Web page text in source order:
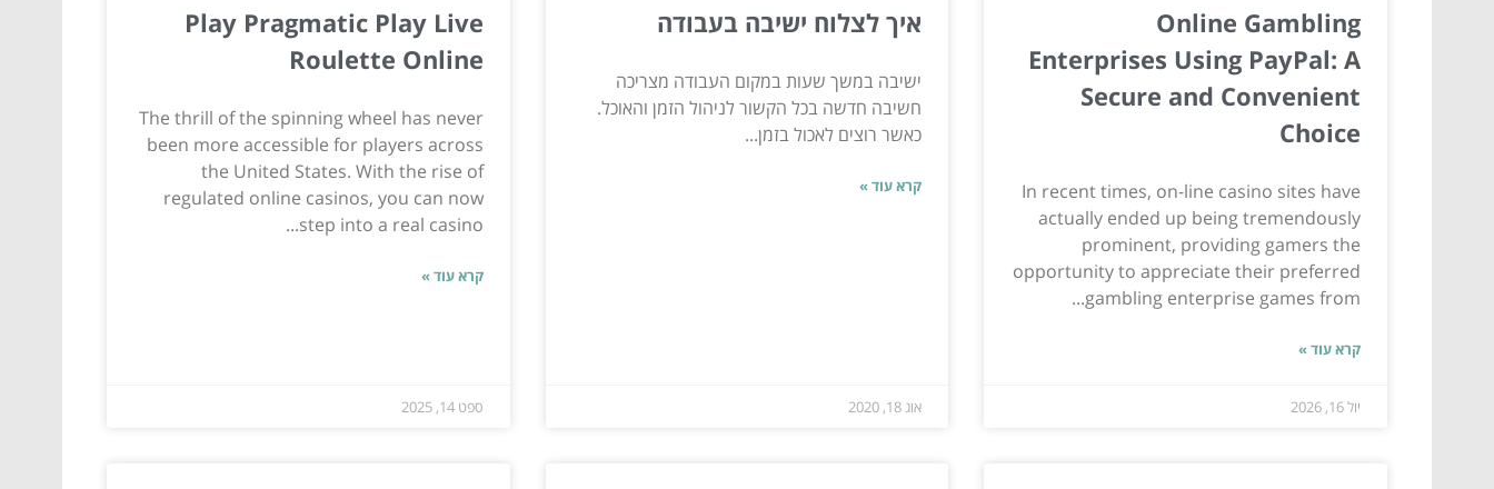
Online Gambling
Enterprises Using PayPal: A
Secure and Convenient
Choice
In recent times, on-line casino sites have
actually ended up being tremendously
prominent, providing gamers the
opportunity to appreciate their preferred
gambling enterprise games from...
קרא עוד »
יול 16, 2026
איך לצלוח ישיבה בעבודה
ישיבה במשך שעות במקום העבודה מצריכה
חשיבה חדשה בכל הקשור לניהול הזמן והאוכל.
כאשר רוצים לאכול בזמן...
קרא עוד »
אוג 18, 2020
Play Pragmatic Play Live
Roulette Online
The thrill of the spinning wheel has never
been more accessible for players across
the United States. With the rise of
regulated online casinos, you can now
step into a real casino...
קרא עוד »
ספט 14, 2025